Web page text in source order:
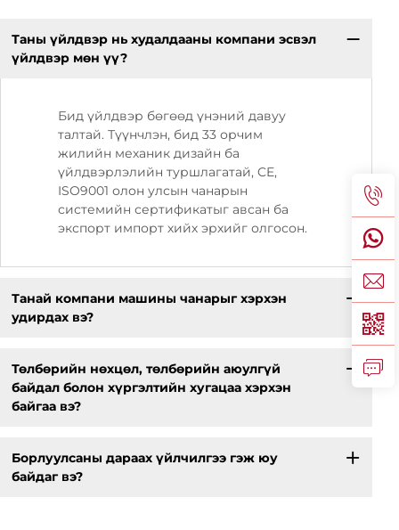
Таны үйлдвэр нь худалдааны компани эсвэл
үйлдвэр мөн үү?
Бид үйлдвэр бөгөөд үнэний давуу
талтай. Түүнчлэн, бид 33 орчим
жилийн механик дизайн ба
үйлдвэрлэлийн туршлагатай, CE,
ISO9001 олон улсын чанарын
системийн сертификатыг авсан ба
экспорт импорт хийх эрхийг олгосон.
Танай компани машины чанарыг хэрхэн
удирдах вэ?
Төлбөрийн нөхцөл, төлбөрийн аюулгүй
байдал болон хүргэлтийн хугацаа хэрхэн
байгаа вэ?
Борлуулсаны дараах үйлчилгээ гэж юу
байдаг вэ?